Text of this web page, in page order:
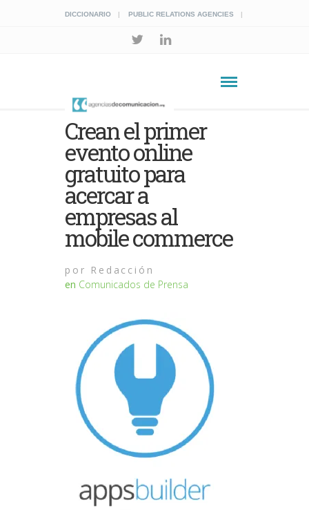
DICCIONARIO PUBLIC RELATIONS AGENCIES
Crean el primer
evento online
gratuito para
acercar a
empresas al
mobile commerce
por Redacción
en Comunicados de Prensa